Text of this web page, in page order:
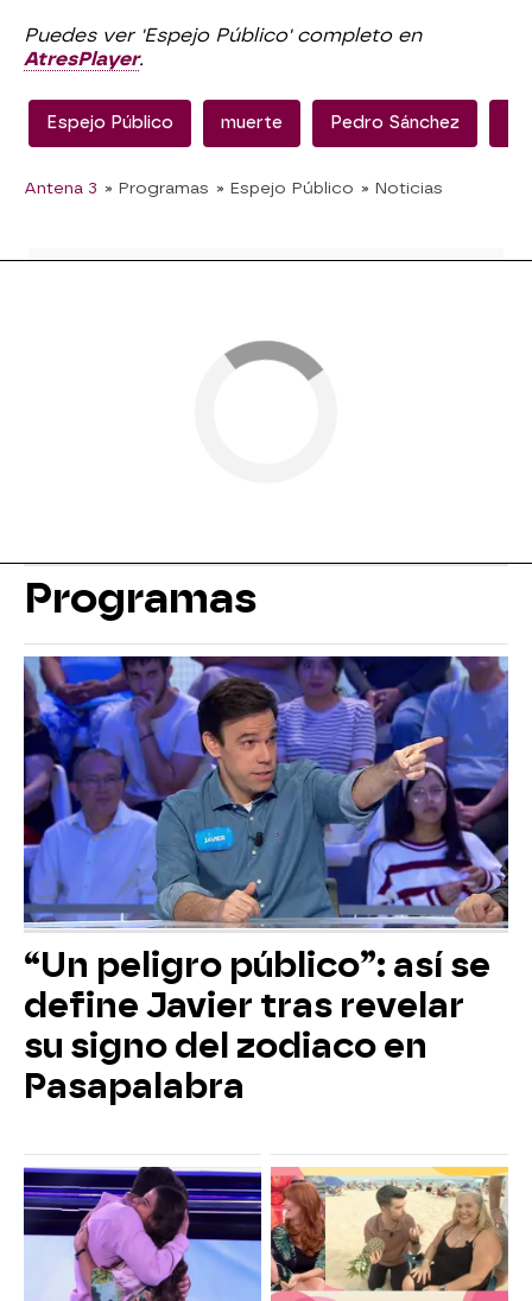
Puedes ver 'Espejo Público' completo en
AtresPlayer.
Espejo Público muerte Pedro Sánchez
Antena 3 » Programas » Espejo Público » Noticias
Programas
“Un peligro público”: así se
define Javier tras revelar
su signo del zodiaco en
Pasapalabra